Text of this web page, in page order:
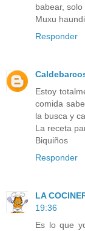
babear,
Muxu
Responder
Estoy
comida
la busca y
La receta
Biquiños
Responder
LA
19:36
Es lo que